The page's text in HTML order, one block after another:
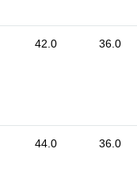
42.0 36.0
44.0 36.0